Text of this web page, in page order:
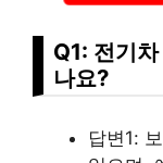
Q1: 전기
나요?
답변1: